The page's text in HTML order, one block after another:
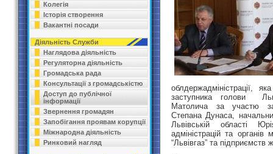
Колегія
Історія створення
Вакантні посади
Діяльність Служби
Наглядова діяльність
Регуляторна діяльність
Громадська рада
Консультації з громадськістю
Доступ до публічної
інформації
Звернення громадян
Запобігання проявам корупції
Міжнародна діяльність
Ринковий нагляд
облдержадміністрації,
заступника голови
Матолича за участю
Степана Дунаса,
Львівській області
адміністрацій та
“Львівгаз” та